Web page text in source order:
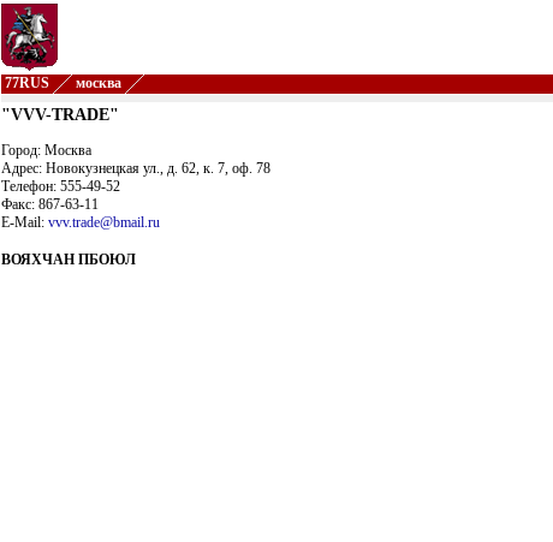
77RUS москва
"VVV-TRADE"
Город: Москва
Адрес: Новокузнецкая ул., д. 62, к. 7, оф. 78
Телефон: 555-49-52
Факс: 867-63-11
E-Mail: vvv.trade@bmail.ru
ВОЯХЧАН ПБОЮЛ